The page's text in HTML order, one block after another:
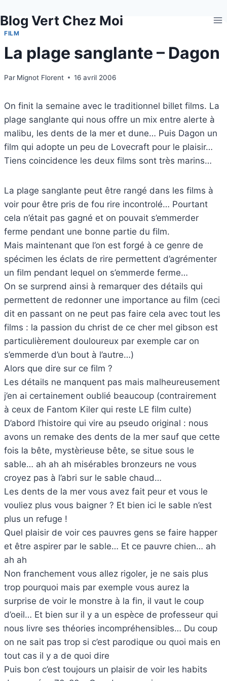
au
contenu
Blog Vert Chez Moi
FILM
La plage sanglante – Dagon
Par Mignot Florent 16 avril 2006
On finit la semaine avec le traditionnel billet films. La
plage sanglante qui nous offre un mix entre alerte à
malibu, les dents de la mer et dune… Puis Dagon un
film qui adopte un peu de Lovecraft pour le plaisir…
Tiens coincidence les deux films sont très marins…
La plage sanglante peut être rangé dans les films à
voir pour être pris de fou rire incontrolé… Pourtant
cela n’était pas gagné et on pouvait s’emmerder
ferme pendant une bonne partie du film.
Mais maintenant que l’on est forgé à ce genre de
spécimen les éclats de rire permettent d’agrémenter
un film pendant lequel on s’emmerde ferme…
On se surprend ainsi à remarquer des détails qui
permettent de redonner une importance au film (ceci
dit en passant on ne peut pas faire cela avec tout les
films : la passion du christ de ce cher mel gibson est
particulièrement douloureux par exemple car on
s’emmerde d’un bout à l’autre…)
Alors que dire sur ce film ?
Les détails ne manquent pas mais malheureusement
j’en ai certainement oublié beaucoup (contrairement
à ceux de Fantom Kiler qui reste LE film culte)
D’abord l’histoire qui vire au pseudo original : nous
avons un remake des dents de la mer sauf que cette
fois la bête, mystèrieuse bête, se situe sous le
sable… ah ah ah misérables bronzeurs ne vous
croyez pas à l’abri sur le sable chaud…
Les dents de la mer vous avez fait peur et vous le
vouliez plus vous baigner ? Et bien ici le sable n’est
plus un refuge !
Quel plaisir de voir ces pauvres gens se faire happer
et être aspirer par le sable… Et ce pauvre chien… ah
ah ah
Non franchement vous allez rigoler, je ne sais plus
trop pourquoi mais par exemple vous aurez la
surprise de voir le monstre à la fin, il vaut le coup
d’oeil… Et bien sur il y a un espèce de professeur qui
nous livre ses théories incompréhensibles… Du coup
on ne sait pas trop si c’est parodique ou quoi mais en
tout cas il y a de quoi dire
Puis bon c’est toujours un plaisir de voir les habits